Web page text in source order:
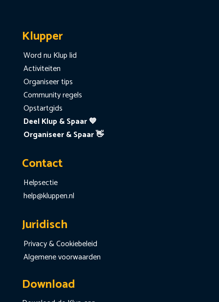
Klupper
Word nu Klup lid
Activiteiten
Organiseer tips
Community regels
Opstartgids
Deel Klup & Spaar 💙
Organiseer & Spaar 👋
Contact
Helpsectie
help@kluppen.nl
Juridisch
Privacy & Cookiebeleid
Algemene voorwaarden
Download